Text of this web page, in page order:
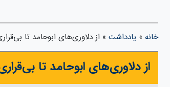
خانه » یادداشت » از دلاوری‌های ابوحامد تا
از دلاوری‌های ابوحامد تا